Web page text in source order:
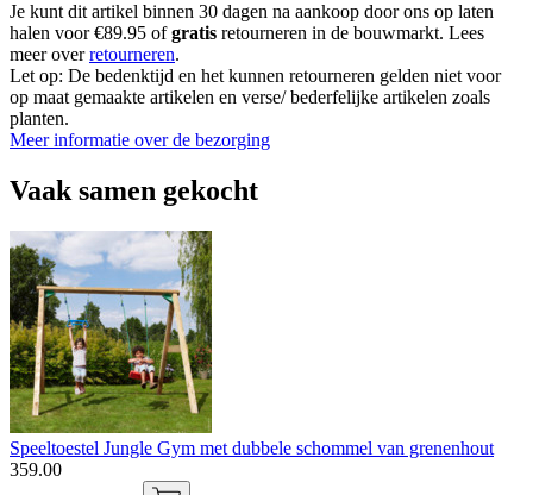
Je kunt dit artikel binnen 30 dagen na aankoop door ons op laten
halen voor €89.95 ofgratis retourneren in de bouwmarkt. Lees
meer overretourneren.
Let op: De bedenktijd en het kunnen retourneren gelden niet voor
op maat gemaakte artikelen en verse/ bederfelijke artikelen zoals
planten.
Meer informatie over de bezorging
Vaak samen gekocht
Speeltoestel Jungle Gym met dubbele schommel van grenenhout
359.00